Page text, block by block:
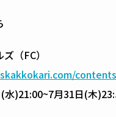
（FC）
水)21:00~7月31日(木